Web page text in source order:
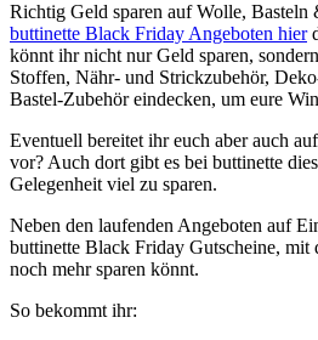
Richtig Geld sparen auf Wolle,
buttinette Black Friday Angeboten hier
könnt ihr nicht nur Geld sparen,
Stoffen, Nähr- und Strickzubehör,
Bastel-Zubehör eindecken, um eure
Eventuell bereitet ihr euch aber auch
vor? Auch dort gibt es bei buttinette
Gelegenheit viel zu sparen.
Neben den laufenden Angeboten auf
buttinette Black Friday Gutscheine, mit
noch mehr sparen könnt.
So bekommt ihr: